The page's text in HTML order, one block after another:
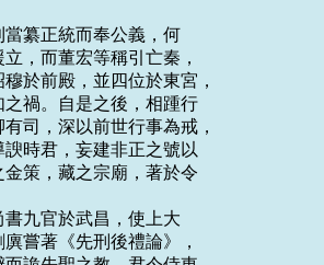
當纂正統而奉公義，何
，而董宏等稱引亡秦，
於前殿，並四位於東宮，
禍。自是之後，相踵行
司，深以前世行事為戒，
時君，妄建非正之號以
策，藏之宗廟，著於令
書九官於武昌，使上大
嘗著《先刑後禮論》，